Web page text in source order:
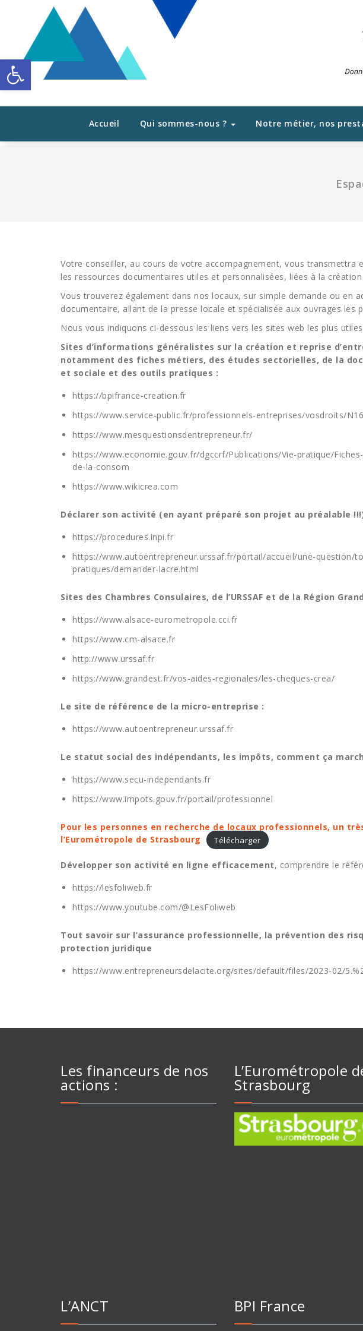
Ouvrir la barre d’outils
Accueil Qui sommes-nous ? Notre métier, nos
Votre conseiller, au cours de votre accompagnement, vous transmettra
les ressources documentaires utiles et personnalisées, liées à la
Vous trouverez également dans nos locaux, sur simple demande ou en
documentaire, allant de la presse locale et spécialisée aux ouvrages les
Nous vous indiquons ci-dessous les liens vers les sites web les plus
Sites d’informations généralistes sur la création et reprise
notamment des fiches métiers, des études sectorielles, de la
et sociale et des outils pratiques :
https://bpifrance-creation.fr
https://www.service-public.fr/professionnels-entreprises/vosdroits/
https://www.mesquestionsdentrepreneur.fr/
https://www.economie.gouv.fr/dgccrf/Publications/Vie-pratique/
de-la-consom
https://www.wikicrea.com
Déclarer son activité (en ayant préparé son projet au préalable !!!),
https://procedures.inpi.fr
https://www.autoentrepreneur.urssaf.fr/portail/accueil/une-question/
pratiques/demander-lacre.html
Sites des Chambres Consulaires, de l’URSSAF et de la Région
https://www.alsace-eurometropole.cci.fr
https://www.cm-alsace.fr
http://www.urssaf.fr
https://www.grandest.fr/vos-aides-regionales/les-cheques-crea/
Le site de référence de la micro-entreprise :
https://www.autoentrepreneur.urssaf.fr
Le statut social des indépendants, les impôts, comment ça
https://www.secu-independants.fr
https://www.impots.gouv.fr/portail/professionnel
Pour les personnes en recherche de locaux professionnels, un
l’Eurométropole de Strasbourg
Télécharger
Développer son activité en ligne efficacement, comprendre le
https://lesfoliweb.fr
https://www.youtube.com/@LesFoliweb
Tout savoir sur l’assurance professionnelle, la prévention des
protection juridique
https://www.entrepreneursdelacite.org/sites/default/files/2023-02/
Les financeurs de nos
actions :
L’Eurométropole
Strasbourg
L’ANCT BPI France